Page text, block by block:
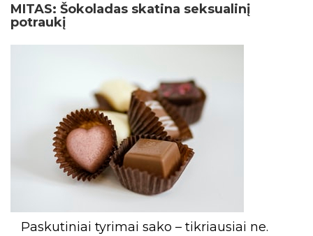
MITAS: Šokoladas skatina seksualinį
potraukį
Paskutiniai tyrimai sako – tikriausiai ne.